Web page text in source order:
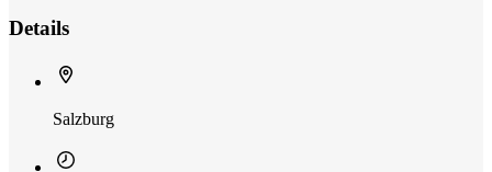
Details
Salzburg